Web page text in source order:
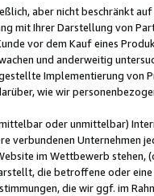
aber nicht beschränkt auf
mit Ihrer Darstellung von
vor dem Kauf eines
und anderweitig
Implementierung von
wie wir
oder unmittelbar)
verbundenen Unternehmen
im Wettbewerb stehen,
die betroffene oder
die wir ggf. im